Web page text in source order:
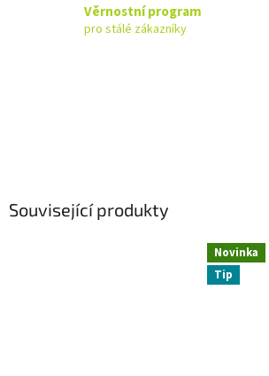
Věrnostní program
pro stálé zákazníky
Související produkty
Novinka
Tip